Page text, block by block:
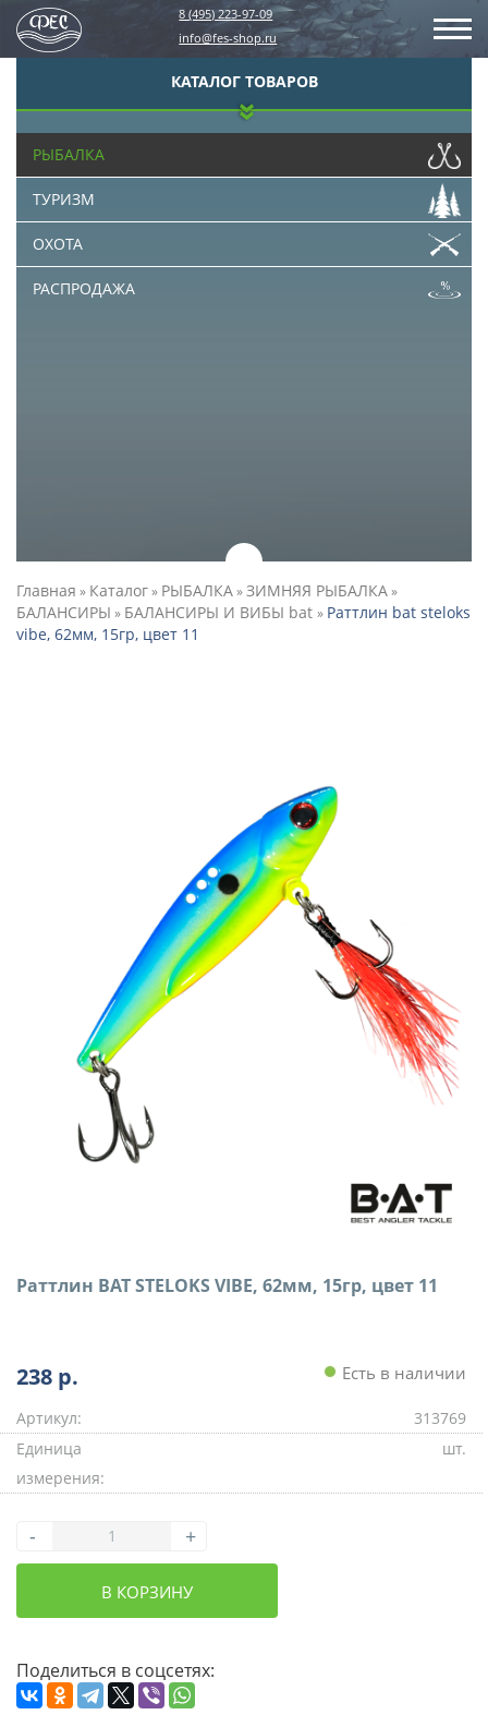
8 (495) 223-97-09
info@fes-shop.ru
КАТАЛОГ ТОВАРОВ
РЫБАЛКА
ТУРИЗМ
ОХОТА
РАСПРОДАЖА
Главная » Каталог» РЫБАЛКА»ЗИМНЯЯ РЫБАЛКА»
БАЛАНСИРЫ » БАЛАНСИРЫ И ВИБЫ bat » Раттлин bat steloks
vibe, 62мм, 15гр, цвет 11
Раттлин BAT STELOKS VIBE, 62мм, 15гр, цвет 11
238 р. Есть в наличии
Артикул:
313769
Единица
измерения:
шт.
- +
В КОРЗИНУ
Поделиться в соцсетях: